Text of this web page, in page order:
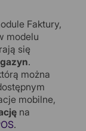
Faktury,
modelu
się
.
można
mobilne,
na
.